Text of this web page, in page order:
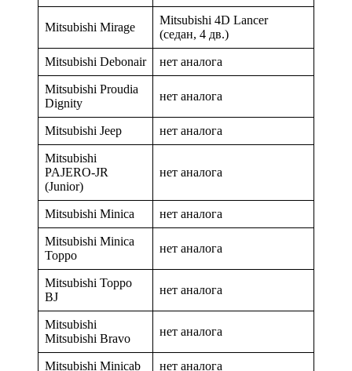
Mitsubishi Mirage
Mitsubishi 4D Lancer
(седан, 4 дв.)
Mitsubishi Debonair нет аналога
Mitsubishi Proudia
Dignity
нет аналога
Mitsubishi Jeep нет аналога
Mitsubishi
PAJERO-JR
(Junior)
нет аналога
Mitsubishi Minica нет аналога
Mitsubishi Minica
Toppo
нет аналога
Mitsubishi Toppo
BJ
нет аналога
Mitsubishi
Mitsubishi Bravo
нет аналога
Mitsubishi Minicab нет аналога